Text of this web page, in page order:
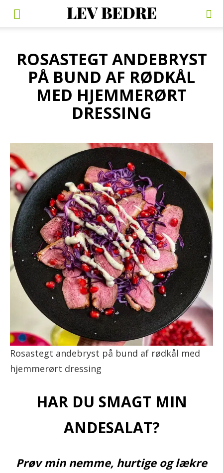
ROSASTEGT ANDEBRYST
PÅ BUND AF RØDKÅL
MED HJEMMERØRT
DRESSING
Rosastegt andebryst på bund af rødkål med
hjemmerørt dressing
HAR DU SMAGT MIN
ANDESALAT?
Prøv min nemme, hurtige og lækre